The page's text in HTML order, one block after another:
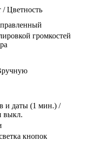
/ Цветность
громкостей
и даты (1 мин.) /
выкл.
кнопок